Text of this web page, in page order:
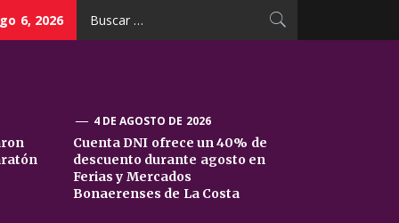
6, 2026
4 DE AGOSTO DE 2026
Cuenta DNI ofrece un 40% de
descuento durante agosto en
Ferias y Mercados
Bonaerenses de La Costa